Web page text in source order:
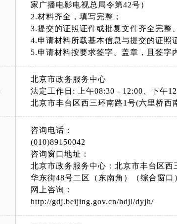
家广播电影电视总局令第42号）
2.材料齐全，填写完整；
3.提交的证照证件或批复文件齐全完整
4.申请材料所载基本信息与提交的证照
5.申请材料按要求签字、盖章，且签字
北京市政务服务中心
法定工作日: 上午08:30 - 12:00、下午
北京市丰台区西三环南路1号(六里桥西
咨询电话：
(010)89150042
咨询窗口地址：
北京市政务服务中心：北京市丰台区
华东街48号二区（东南角）（综合窗口
网上咨询：
http://gdj.beijing.gov.cn/hdjl/dyjh/